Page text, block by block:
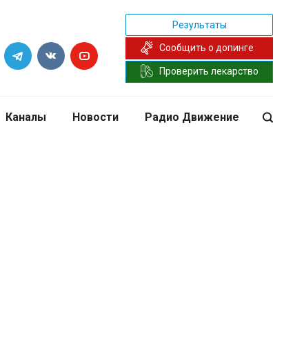
Результаты
Сообщить о допинге
Проверить лекарство
Каналы Новости Радио Движение